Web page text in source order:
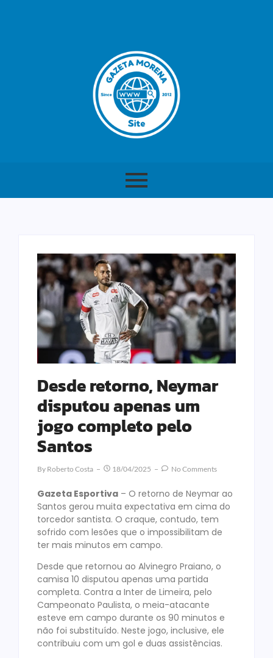
Desde retorno, Neymar
disputou apenas um
jogo completo pelo
Santos
By Roberto Costa 18/04/2025 No Comments
Gazeta Esportiva – O retorno de Neymar ao
Santos gerou muita expectativa em cima do
torcedor santista. O craque, contudo, tem
sofrido com lesões que o impossibilitam de
ter mais minutos em campo.
Desde que retornou ao Alvinegro Praiano, o
camisa 10 disputou apenas uma partida
completa. Contra a Inter de Limeira, pelo
Campeonato Paulista, o meia-atacante
esteve em campo durante os 90 minutos e
não foi substituído. Neste jogo, inclusive, ele
contribuiu com um gol e duas assistências.